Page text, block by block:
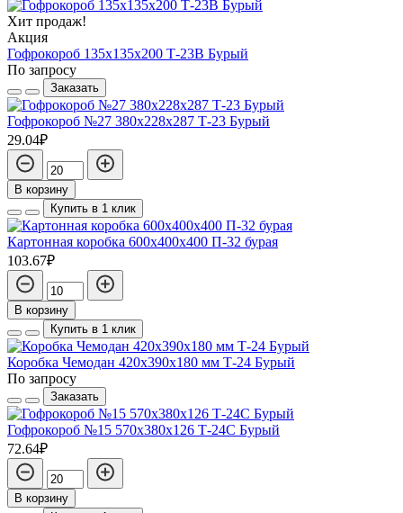
Хит продаж!
Акция
Гофрокороб 135х135х200 Т-23В Бурый
По запросу
Заказать
Гофрокороб №27 380х228х287 Т-23 Бурый
29.04₽
В корзину
Купить в 1 клик
Картонная коробка 600х400х400 П-32 бурая
103.67₽
В корзину
Купить в 1 клик
Коробка Чемодан 420х390х180 мм Т-24 Бурый
По запросу
Заказать
Гофрокороб №15 570х380х126 Т-24С Бурый
72.64₽
В корзину